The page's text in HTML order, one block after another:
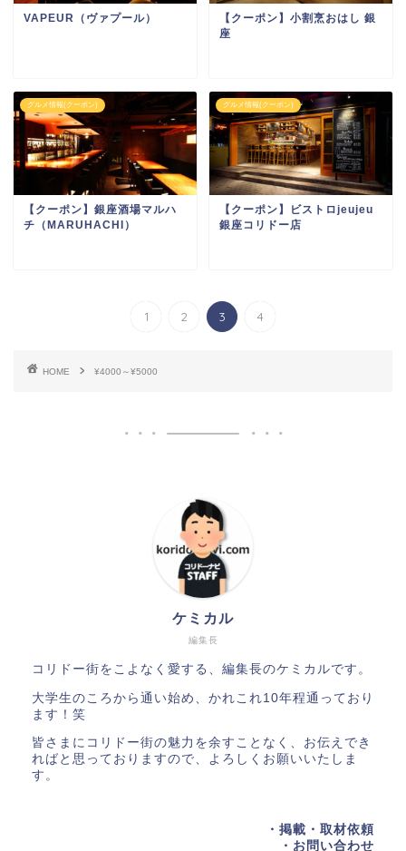
VAPEUR（ヴァプール）
【クーポン】小割烹おはし 銀
座
グルメ情報(クーポン)
【クーポン】銀座酒場マルハ
チ（MARUHACHI）
グルメ情報(クーポン)
【クーポン】ビストロjeujeu
銀座コリドー店
1 2 3 4
HOME ¥4000～¥5000
編集長
ケミカル
コリドー街をこよなく愛する、編集長のケミカルです。
大学生のころから通い始め、かれこれ10年程通っており
ます！笑
皆さまにコリドー街の魅力を余すことなく、お伝えでき
ればと思っておりますので、よろしくお願いいたしま
す。
・掲載・取材依頼
・お問い合わせ